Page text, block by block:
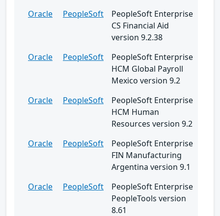
Oracle
PeopleSoft
PeopleSoft Enterprise
CS Financial Aid
version 9.2.38
Oracle
PeopleSoft
PeopleSoft Enterprise
HCM Global Payroll
Mexico version 9.2
Oracle
PeopleSoft
PeopleSoft Enterprise
HCM Human
Resources version 9.2
Oracle
PeopleSoft
PeopleSoft Enterprise
FIN Manufacturing
Argentina version 9.1
Oracle
PeopleSoft
PeopleSoft Enterprise
PeopleTools version
8.61